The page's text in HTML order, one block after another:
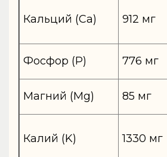
Кальций (Ca) 912 мг
Фосфор (P) 776 мг
Магний (Mg) 85 мг
Калий (K) 1330 мг